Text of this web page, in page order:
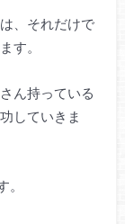
、それだけで
す。
ん持っている
していきま
。